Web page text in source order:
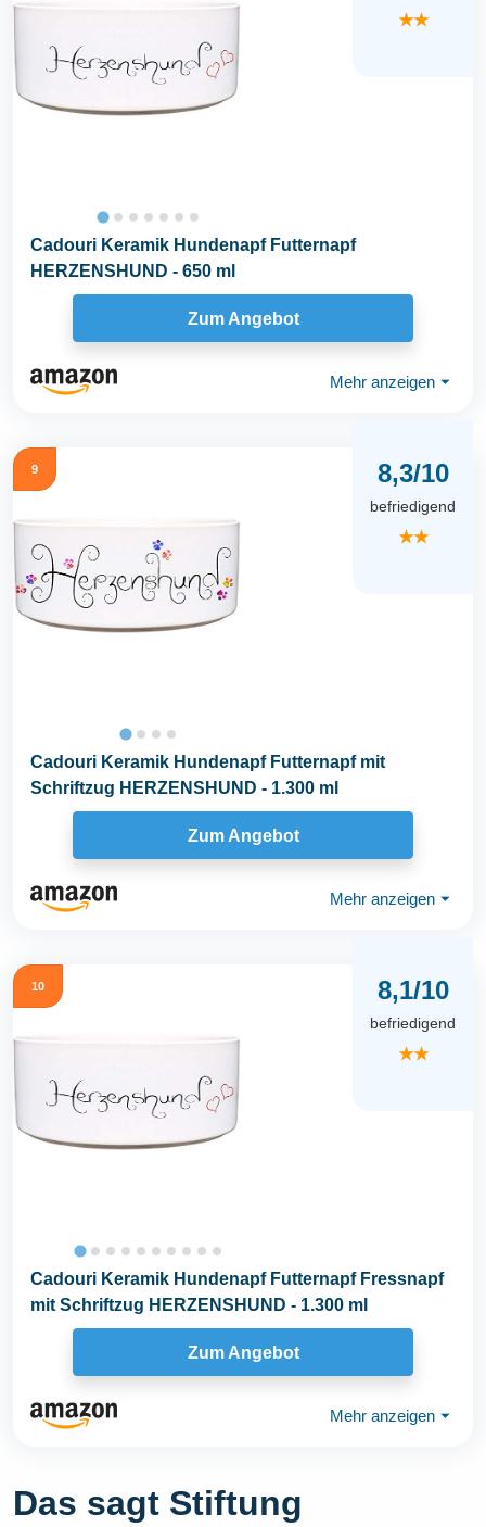
★★
Cadouri Keramik Hundenapf Futternapf
HERZENSHUND - 650 ml
Zum Angebot
Mehr anzeigen ⏷
9 8,3/10
befriedigend
★★
Cadouri Keramik Hundenapf Futternapf mit
Schriftzug HERZENSHUND - 1.300 ml
Zum Angebot
Mehr anzeigen ⏷
10 8,1/10
befriedigend
★★
Cadouri Keramik Hundenapf Futternapf Fressnapf
mit Schriftzug HERZENSHUND - 1.300 ml
Zum Angebot
Mehr anzeigen ⏷
Das sagt Stiftung